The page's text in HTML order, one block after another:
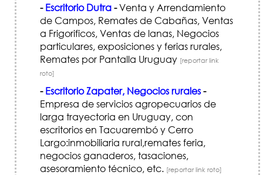
- Escritorio Dutra-Venta y Arrendamiento
de Campos, Remates de Cabañas, Ventas
a Frigorificos, Ventas de lanas, Negocios
particulares, exposiciones y ferias rurales,
Remates por Pantalla Uruguay [reportar link
roto]
- Escritorio Zapater, Negocios rurales-
Empresa de servicios agropecuarios de
larga trayectoria en Uruguay, con
escritorios en Tacuarembó y Cerro
Largo:inmobiliaria rural,remates feria,
negocios ganaderos, tasaciones,
asesoramiento técnico, etc. [reportar link roto]